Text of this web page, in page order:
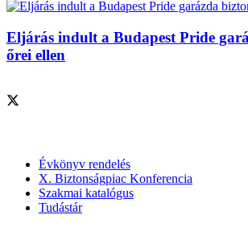
Eljárás indult a Budapest Pride
őrei ellen
Évkönyv rendelés
X. Biztonságpiac Konferencia
Szakmai katalógus
Tudástár